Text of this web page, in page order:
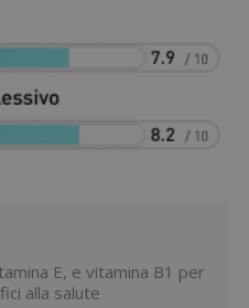
E, e vitamina B1 per
alla salute